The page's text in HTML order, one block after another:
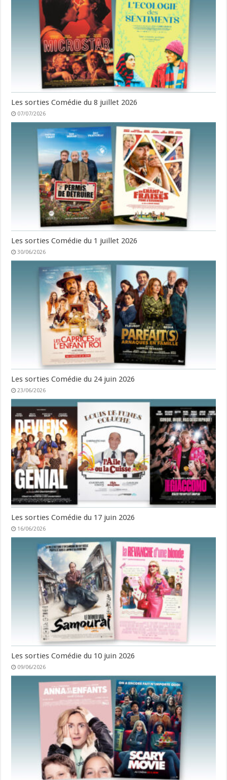
Les sorties Comédie du 8 juillet 2026
07/07/2026
Les sorties Comédie du 1 juillet 2026
30/06/2026
Les sorties Comédie du 24 juin 2026
23/06/2026
Les sorties Comédie du 17 juin 2026
16/06/2026
Les sorties Comédie du 10 juin 2026
09/06/2026